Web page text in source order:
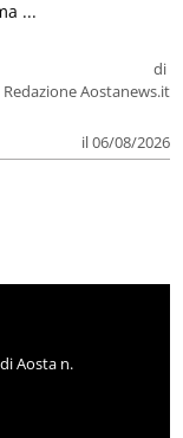
di
Redazione Aostanews.it
il 06/08/2026
...
Aosta n.